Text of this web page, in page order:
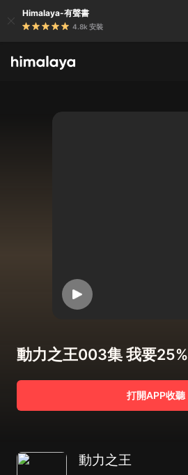
Himalaya-有聲書
4.8k 安裝
動力之王003集 我要25%
打開APP收聽
動力之王